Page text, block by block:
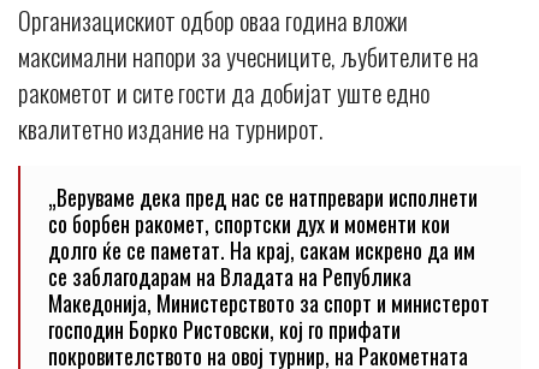
Организацискиот одбор оваа година вложи
максимални напори за учесниците, љубителите на
ракометот и сите гости да добијат уште едно
квалитетно издание на турнирот.
„Веруваме дека пред нас се натпревари исполнети
со борбен ракомет, спортски дух и моменти кои
долго ќе се паметат. На крај, сакам искрено да им
се заблагодарам на Владата на Република
Македонија, Министерството за спорт и министерот
господин Борко Ристовски, кој го прифати
покровителството на овој турнир, на Ракометната